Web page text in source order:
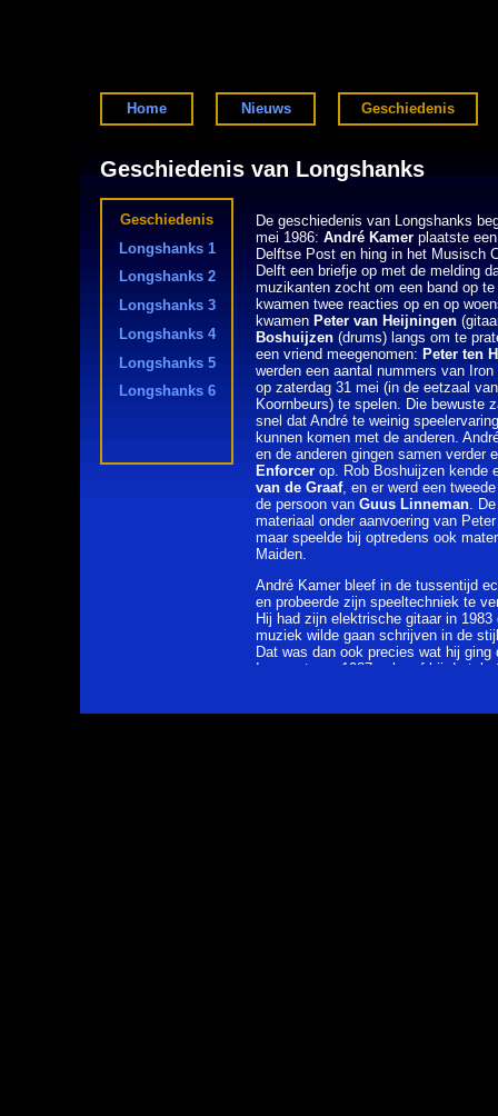
Home Nieuws Geschiedenis
Geschiedenis van Longshanks
Geschiedenis
Longshanks 1
Longshanks 2
Longshanks 3
Longshanks 4
Longshanks 5
Longshanks 6
De geschiedenis van Longshanks
mei 1986: André Kamer plaatste
Delftse Post en hing in het Musisch
Delft een briefje op met de melding
muzikanten zocht om een band op
kwamen twee reacties op en op
kwamen Peter van Heijningen
Boshuijzen (drums) langs om te
een vriend meegenomen: Peter ten
werden een aantal nummers van
op zaterdag 31 mei (in de eetzaal
Koornbeurs) te spelen. Die bewuste
snel dat André te weinig
kunnen komen met de anderen.
en de anderen gingen samen verder
Enforcer op. Rob Boshuijzen kende
van de Graaf, en er werd een
de persoon van Guus Linneman .
materiaal onder aanvoering van
maar speelde bij optredens ook
Maiden.
André Kamer bleef in de tussentijd
en probeerde zijn speeltechniek te
Hij had zijn elektrische gitaar in
muziek wilde gaan schrijven in de
Dat was dan ook precies wat hij ging
In maart van 1987 schreef hij de
gecomponeerd had, wat aanleiding